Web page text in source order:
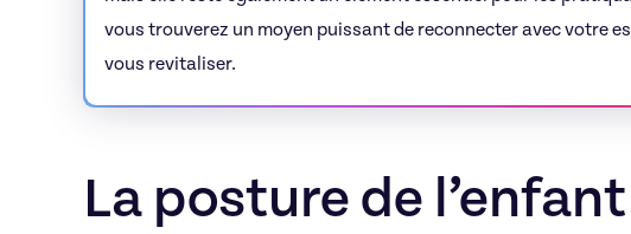
vous trouverez un moyen puissant de reconnecter avec votre
vous revitaliser.
La posture de